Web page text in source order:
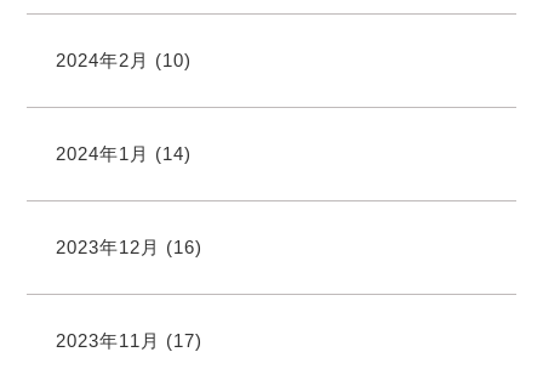
2024年2月 (10)
2024年1月 (14)
2023年12月 (16)
2023年11月 (17)